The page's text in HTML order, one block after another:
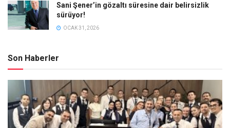
Sani Şener’in gözaltı süresine dair belirsizlik
sürüyor!
OCAK 31, 2026
Son Haberler